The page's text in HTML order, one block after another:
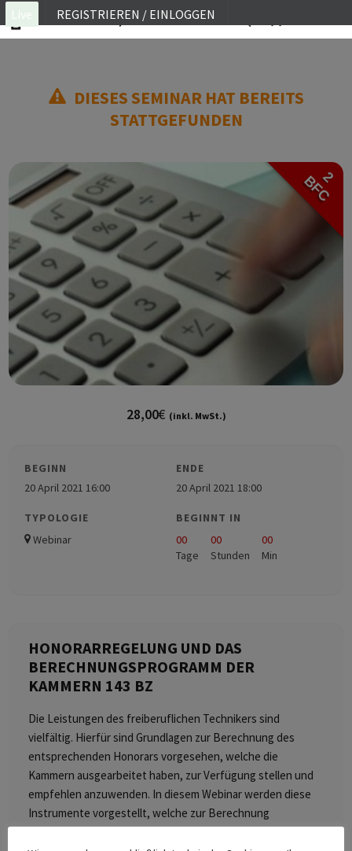
Live REGISTRIEREN / EINLOGGEN
WEBINAR
KONTAKT
KONTO
DIESES SEMINAR HAT BEREITS
STATTGEFUNDEN
2
BFC
28,00€ (inkl. MwSt.)
BEGINN
20 April 2021 16:00
ENDE
20 April 2021 18:00
TYPOLOGIE
Webinar
BEGINNT IN
00
Tage
00
Stunden
00
Min
HONORARREGELUNG UND DAS
BERECHNUNGSPROGRAMM DER
KAMMERN 143 BZ
Die Leistungen des freiberuflichen Technikers sind
vielfältig. Hierfür sind Grundlagen zur Berechnung des
entsprechenden Honorars vorgesehen, welche die
Kammern ausgearbeitet haben, zur Verfügung stellen und
empfehlen anzuwenden. In diesem Webinar werden diese
Instrumente vorgestellt, welche zur Berechnung
herangezogen werden sollen und es wird darauf